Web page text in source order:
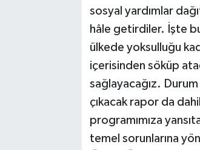
sosyal yardımlar
hâle getirdiler. İşte
ülkede yoksulluğu
içerisinden söküp
sağlayacağız.
çıkacak rapor da
programımıza
temel sorunlarına